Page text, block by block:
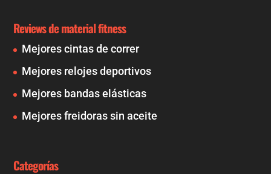
Reviews de material fitness
Mejores cintas de correr
Mejores relojes deportivos
Mejores bandas elásticas
Mejores freidoras sin aceite
Categorías